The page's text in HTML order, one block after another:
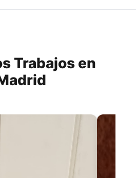
Trabajos en